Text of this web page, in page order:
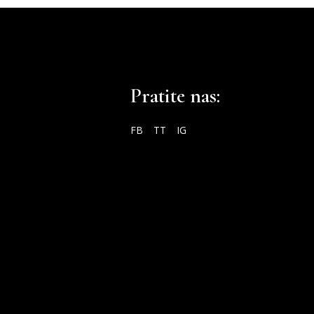
Pratite nas:
FB TT IG